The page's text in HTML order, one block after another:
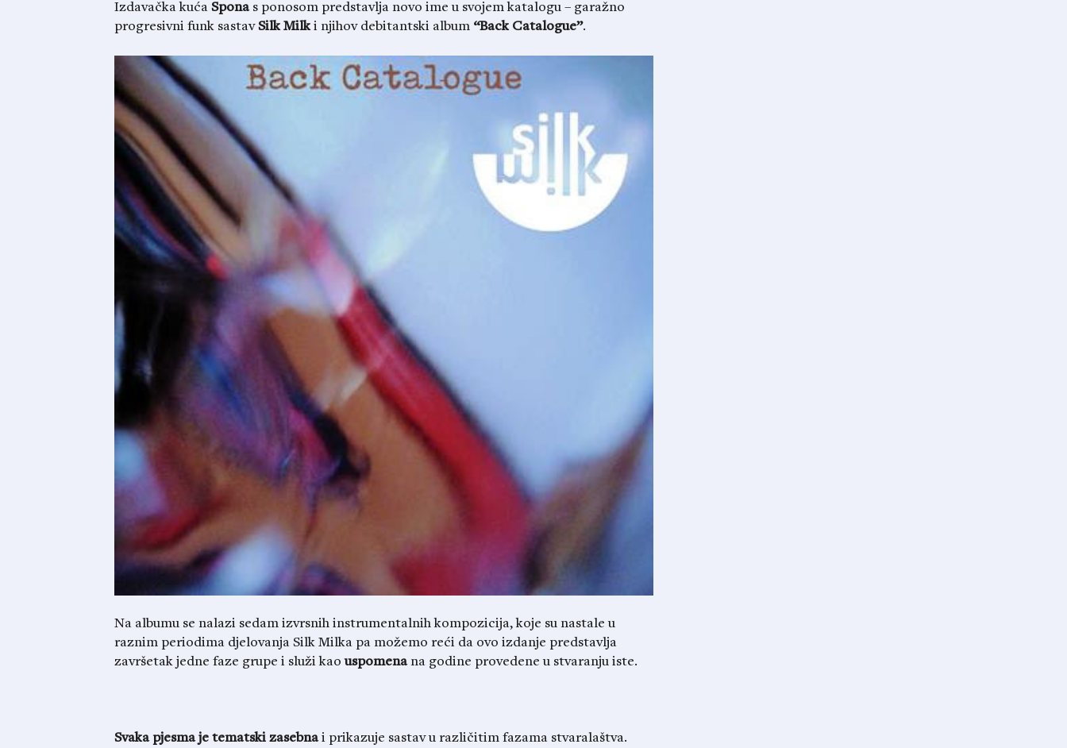
Izdavačka kuća Sponas ponosom predstavlja novo ime u svojem katalogu – garažno
progresivni funk sastavSilk Milki njihov debitantski album “Back Catalogue”.
Na albumu se nalazi sedam izvrsnih instrumentalnih kompozicija, koje su nastale u
raznim periodima djelovanja Silk Milka pa možemo reći da ovo izdanje predstavlja
završetak jedne faze grupe i služi kaouspomenana godine provedene u stvaranju iste.
Svaka pjesma je tematski zasebnai prikazuje sastav u različitim fazama stvaralaštva.